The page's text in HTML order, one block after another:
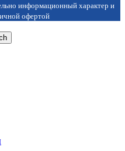
информационный характер и
офертой